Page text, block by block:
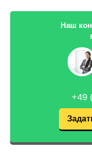
Наш
+49